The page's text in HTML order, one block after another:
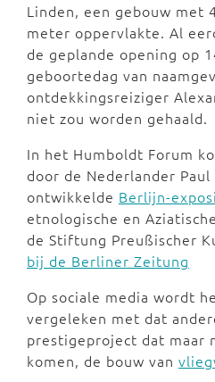
Linden, een gebouw met
meter oppervlakte. Al
de geplande opening op
geboortedag van
ontdekkingsreiziger
niet zou worden gehaald.
In het Humboldt Forum
door de Nederlander Paul
ontwikkelde Berlijn-
etnologische en
de Stiftung Preußischer
bij de Berliner Zeitung
Op sociale media wordt
vergeleken met dat
prestigeproject dat maar
komen, de bouw van